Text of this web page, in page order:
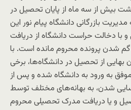
بیش از سه ماه از پایان تحصیل در
بازرگانی دانشگاه پیام نور این
و با دخالت حراست دانشگاه از دریافت
شدن پرونده محروم مانده است. با
از تحصیل در دانشگاه‌ها، برخی
به ورود به دانشگاه شده و پس از
شدن، به بهانه‌های مختلف توسط
و یا دریافت مدرک تحصیلی محروم